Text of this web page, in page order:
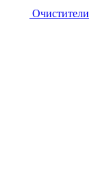
Очистители